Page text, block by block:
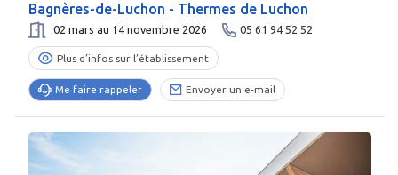
Bagnères-de-Luchon - Thermes de Luchon
02 mars au 14 novembre 2026 05 61 94 52 52
Plus d’infos sur l’établissement
Me faire rappeler Envoyer un e-mail